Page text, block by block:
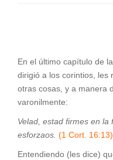
En el último capítulo de
dirigió a los corintios,
otras cosas, y a manera
varonilmente:
Velad, estad firmes en
esforzaos. (1 Cort. 16:13)
Entendiendo (les dice)